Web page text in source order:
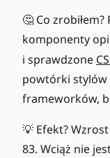
🤔 Co
komponenty
i sprawdzone
powtórki stylów
frameworków,
💡 Efekt?
83. Wciąż nie